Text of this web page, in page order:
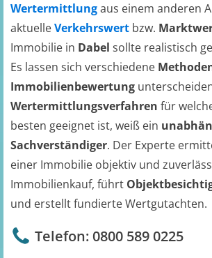
Wertermittlungaus einem anderen
aktuelleVerkehrswert bzw.
Immobilie in Dabel sollte realistisch
Es lassen sich verschiedene
Immobilienbewertung
Wertermittlungsverfahren für
besten geeignet ist, weiß ein
Sachverständiger. Der Experte
einer Immobilie objektiv und
Immobilienkauf, führt
und erstellt fundierte Wertgutachten.
Telefon: 0800 589 0225